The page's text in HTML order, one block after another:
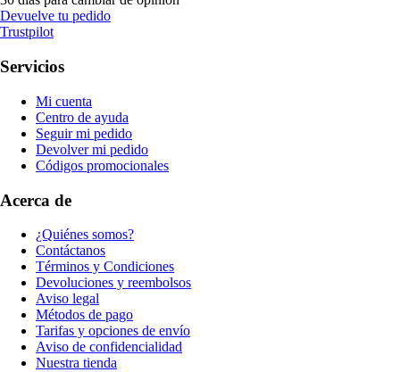
Devuelve tu pedido
Trustpilot
Servicios
Mi cuenta
Centro de ayuda
Seguir mi pedido
Devolver mi pedido
Códigos promocionales
Acerca de
¿Quiénes somos?
Contáctanos
Términos y Condiciones
Devoluciones y reembolsos
Aviso legal
Métodos de pago
Tarifas y opciones de envío
Aviso de confidencialidad
Nuestra tienda